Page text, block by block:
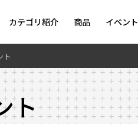
カテゴリ紹介 商品 イベント
ト
ト